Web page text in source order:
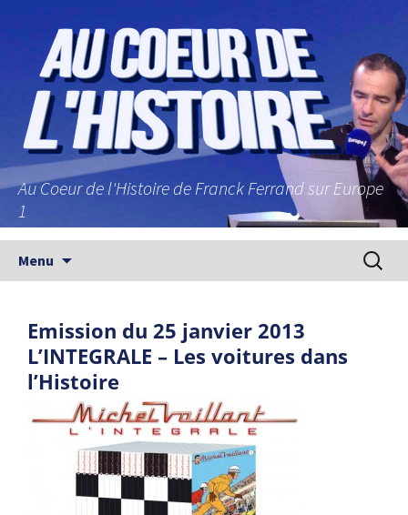
Au Coeur de l'Histoire de Franck Ferrand sur Europe
1
Menu
Emission du 25 janvier 2013
L’INTEGRALE – Les voitures dans
l’Histoire